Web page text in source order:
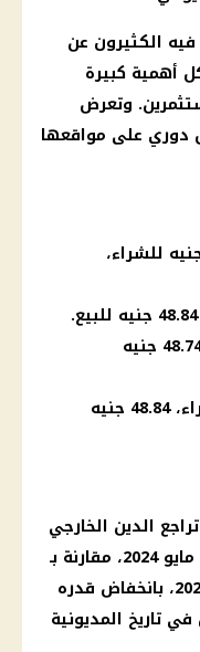
الكثيرون عن
أهمية كبيرة
وتعرض
على مواقعها
الأهلي المصري: 48.74 جنيه للشراء،
البنك التجاري الدولي (CIB): 48.74 جنيه
بنك القاهرة: 48.74 جنيه للشراء، 48.84 جنيه
الدين الخارجي
بنهاية مايو 2024، مقارنة بـ
بنهاية ديسمبر 2023، بانخفاض قدره
في تاريخ المديونية